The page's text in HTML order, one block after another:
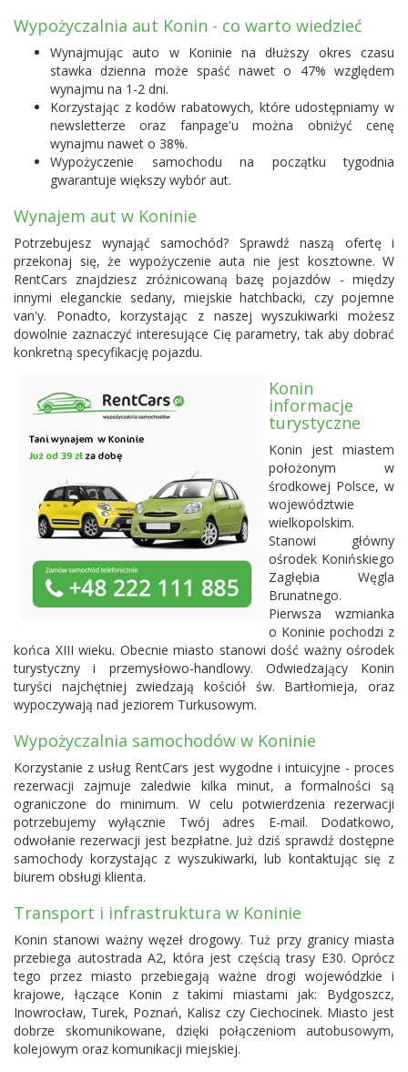
Wypożyczalnia aut Konin - co warto wiedzieć
Wynajmując auto w Koninie na dłuższy okres czasu
stawka dzienna może spaść nawet o 47% względem
wynajmu na 1-2 dni.
Korzystając z kodów rabatowych, które udostępniamy w
newsletterze oraz fanpage'u można obniżyć cenę
wynajmu nawet o 38%.
Wypożyczenie samochodu na początku tygodnia
gwarantuje większy wybór aut.
Wynajem aut w Koninie
Potrzebujesz wynająć samochód? Sprawdź naszą ofertę i
przekonaj się, że wypożyczenie auta nie jest kosztowne. W
RentCars znajdziesz zróżnicowaną bazę pojazdów - między
innymi eleganckie sedany, miejskie hatchbacki, czy pojemne
van'y. Ponadto, korzystając z naszej wyszukiwarki możesz
dowolnie zaznaczyć interesujące Cię parametry, tak aby dobrać
konkretną specyfikację pojazdu.
Konin
informacje
turystyczne
Konin jest miastem
położonym w
środkowej Polsce, w
województwie
wielkopolskim.
Stanowi główny
ośrodek Konińskiego
Zagłębia Węgla
Brunatnego.
Pierwsza wzmianka
o Koninie pochodzi z
końca XIII wieku. Obecnie miasto stanowi dość ważny ośrodek
turystyczny i przemysłowo-handlowy. Odwiedzający Konin
turyści najchętniej zwiedzają kościół św. Bartłomieja, oraz
wypoczywają nad jeziorem Turkusowym.
Wypożyczalnia samochodów w Koninie
Korzystanie z usług RentCars jest wygodne i intuicyjne - proces
rezerwacji zajmuje zaledwie kilka minut, a formalności są
ograniczone do minimum. W celu potwierdzenia rezerwacji
potrzebujemy wyłącznie Twój adres E-mail. Dodatkowo,
odwołanie rezerwacji jest bezpłatne. Już dziś sprawdź dostępne
samochody korzystając z wyszukiwarki, lub kontaktując się z
biurem obsługi klienta.
Transport i infrastruktura w Koninie
Konin stanowi ważny węzeł drogowy. Tuż przy granicy miasta
przebiega autostrada A2, która jest częścią trasy E30. Oprócz
tego przez miasto przebiegają ważne drogi wojewódzkie i
krajowe, łączące Konin z takimi miastami jak: Bydgoszcz,
Inowrocław, Turek, Poznań, Kalisz czy Ciechocinek. Miasto jest
dobrze skomunikowane, dzięki połączeniom autobusowym,
kolejowym oraz komunikacji miejskiej.